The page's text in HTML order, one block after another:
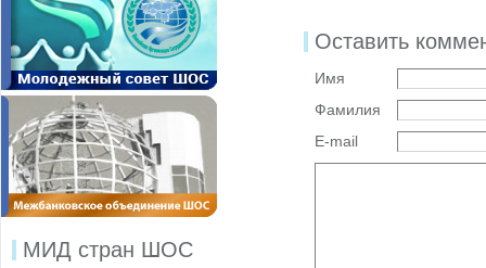
МИД стран ШОС
Оставить
Имя
Фамилия
E-mail